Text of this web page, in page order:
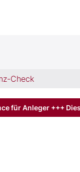
Check
für Anleger +++